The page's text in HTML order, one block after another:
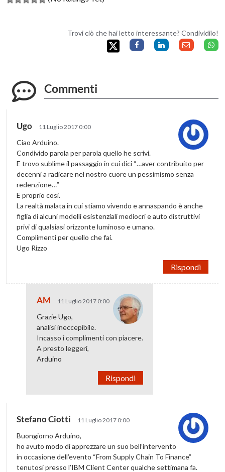
Trovi ciò che hai letto interessante? Condividilo!
Commenti
Ugo 11 Luglio 2017 0:00
Ciao Arduino.
Condivido parola per parola quello he scrivi.
E trovo sublime il passaggio in cui dici “…aver contribuito per
decenni a radicare nel nostro cuore un pessimismo senza
redenzione…”
E proprio cosi.
La realtà malata in cui stiamo vivendo e annaspando è anche
figlia di alcuni modelli esistenziali mediocri e auto distruttivi
privi di qualsiasi orizzonte luminoso e umano.
Complimenti per quello che fai.
Ugo Rizzo
Rispondi
AM 11 Luglio 2017 0:00
Grazie Ugo,
analisi ineccepibile.
Incasso i complimenti con piacere.
A presto leggeri,
Arduino
Rispondi
Stefano Ciotti 11 Luglio 2017 0:00
Buongiorno Arduino,
ho avuto modo di apprezzare un suo bell’intervento
in occasione dell’evento “From Supply Chain To Finance”
tenutosi presso l’IBM Client Center qualche settimana fa.